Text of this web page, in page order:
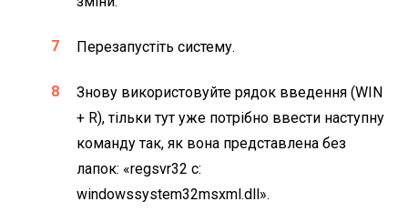
Перезапустіть систему.
Знову використовуйте рядок введення (WIN
+ R), тільки тут уже потрібно ввести наступну
команду так, як вона представлена ​​без
лапок: «regsvr32 c:
windowssystem32msxml.dll».